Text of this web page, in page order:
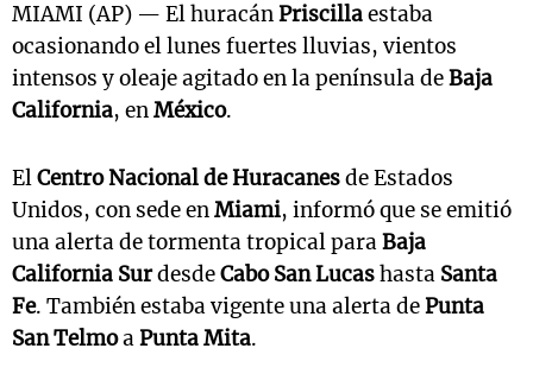
MIAMI (AP) — El huracánPriscillaestaba
ocasionando el lunes fuertes lluvias, vientos
intensos y oleaje agitado en la península deBaja
California, enMéxico.
ElCentro Nacional de Huracanesde Estados
Unidos, con sede enMiami, informó que se emitió
una alerta de tormenta tropical paraBaja
California SurdesdeCabo San Lucashasta Santa
Fe. También estaba vigente una alerta dePunta
San TelmoaPunta Mita.